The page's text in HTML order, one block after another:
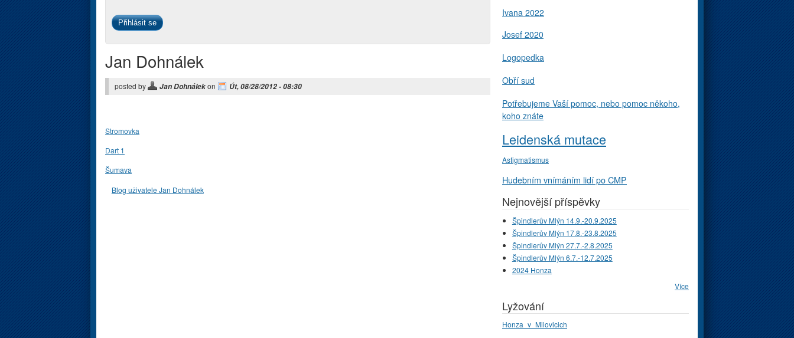
Jan Dohnálek
posted by Jan Dohnálekon Út, 08/28/2012 - 08:30
Stromovka
Dart 1
Šumava
Blog uživatele Jan Dohnálek
Ivana 2022
Josef 2020
Logopedka
Obří sud
Potřebujeme Vaší pomoc, nebo pomoc někoho,
koho znáte
Leidenská mutace
Astigmatismus
Hudebním vnímáním lidí po CMP
Nejnovější příspěvky
Špindlerův Mlýn 14.9.-20.9.2025
Špindlerův Mlýn 17.8.-23.8.2025
Špindlerův Mlýn 27.7.-2.8.2025
Špindlerův Mlýn 6.7.-12.7.2025
2024 Honza
Více
Lyžování
Honza_v_Milovicich